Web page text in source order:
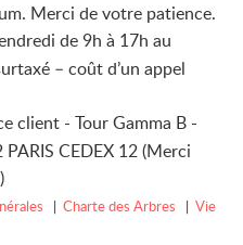
Merci de votre patience.
de 9h à 17h au
– coût d’un appel
client - Tour Gamma B -
CEDEX 12 (Merci
| Charte des Arbres | Vie